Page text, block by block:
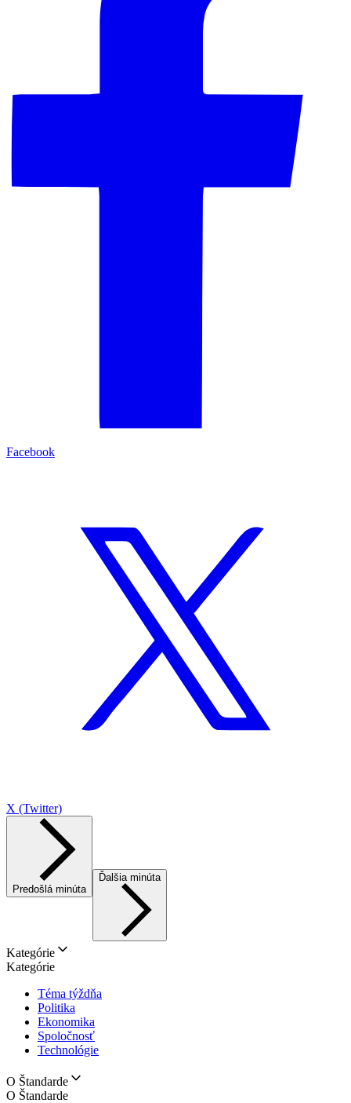
Facebook
X (Twitter)
Predošlá minúta
Ďalšia minúta
Kategórie
Kategórie
Téma týždňa
Politika
Ekonomika
Spoločnosť
Technológie
O Štandarde
O Štandarde